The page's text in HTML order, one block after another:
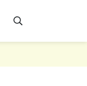
AFFICHER LA